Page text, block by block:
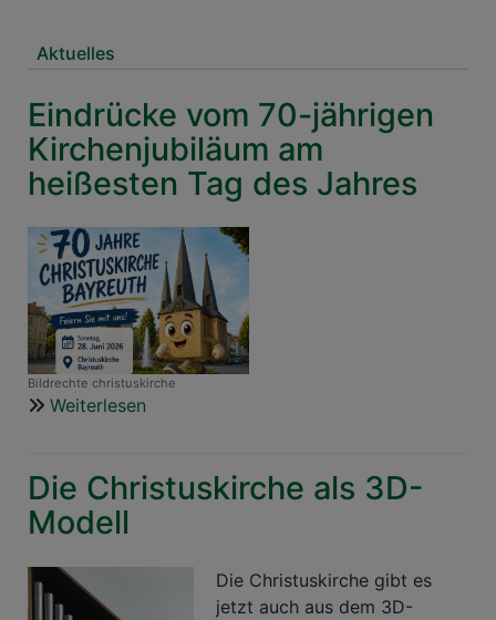
Aktuelles
Eindrücke vom 70-jährigen
Kirchenjubiläum am
heißesten Tag des Jahres
Bildrechte christuskirche
Weiterlesen
70-
heißesten
Die Christuskirche als 3D-
Modell
Die Christuskirche gibt es
jetzt auch aus dem 3D-